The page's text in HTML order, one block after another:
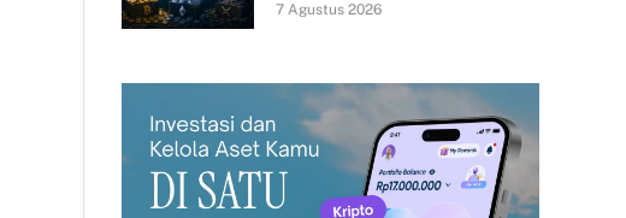
7 Agustus 2026